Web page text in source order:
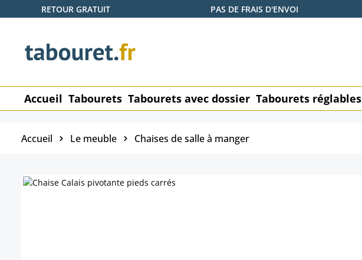
au contenu principal
Passer à la recherche
Passer à la navigation principale
RETOUR GRATUIT PAS DE FRAIS D'ENVOI
Accueil Tabourets Tabourets avec dossier Tabourets réglables
Accueil Le meuble Chaises de salle à manger